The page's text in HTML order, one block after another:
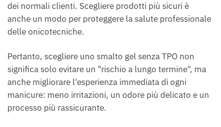
dei normali clienti. Scegliere prodotti più sicuri è
anche un modo per proteggere la salute professionale
delle onicotecniche.
Pertanto, scegliere uno smalto gel senza TPO non
significa solo evitare un "rischio a lungo termine", ma
anche migliorare l'esperienza immediata di ogni
manicure: meno irritazioni, un odore più delicato e un
processo più rassicurante.